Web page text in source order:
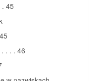
45
. . . 46